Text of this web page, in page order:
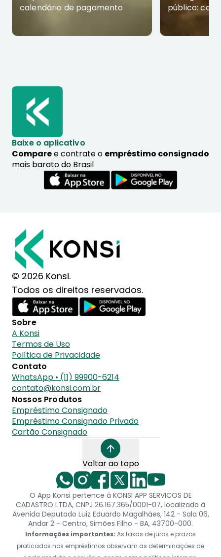
calendário de pagamento
público:
Baixe o aplicativo
Comparee contrate o empréstimo consignado
mais barato do Brasil
© 2026 Konsi.
Todos os direitos reservados.
Sobre
A Konsi
Termos de Uso
Política de Privacidade
Contato
WhatsApp • (11) 99900-6214
contato@konsi.com.br
Nossos Produtos
Empréstimo Consignado
Empréstimo Consignado Privado
Cartão Consignado
Voltar ao topo
O App Konsi pertence à KONSI APP SERVICOS DE
CADASTRO LTDA, CNPJ 26.167.365/0001-07, localizado à
Avenida Deputado Luiz Eduardo Magalhães, 142 - Sala 06,
Andar 2 - Centro, Simões Filho - BA, 43700-000.
Informações importantes: As taxas de juros e prazos
praticados nos empréstimos observam as determinações de